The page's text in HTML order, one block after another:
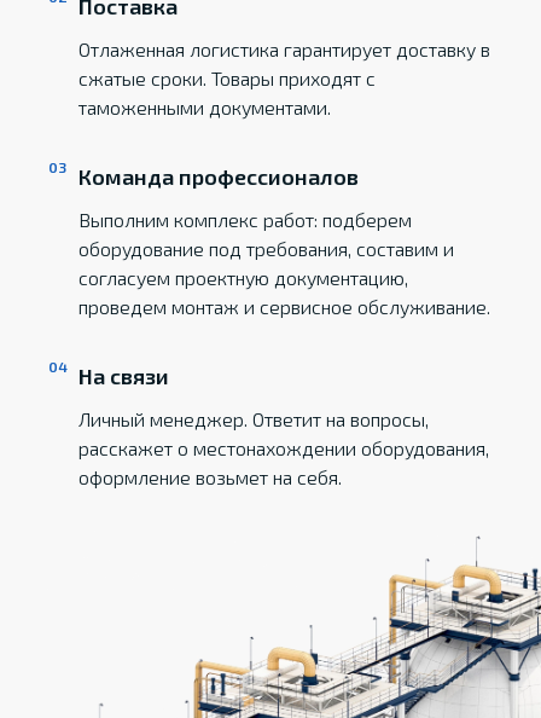
Поставка
Отлаженная логистика гарантирует доставку в
сжатые сроки. Товары приходят с
таможенными документами.
Команда профессионалов
Выполним комплекс работ: подберем
оборудование под требования, составим и
согласуем проектную документацию,
проведем монтаж и сервисное обслуживание.
На связи
Личный менеджер. Ответит на вопросы,
расскажет о местонахождении оборудования,
оформление возьмет на себя.